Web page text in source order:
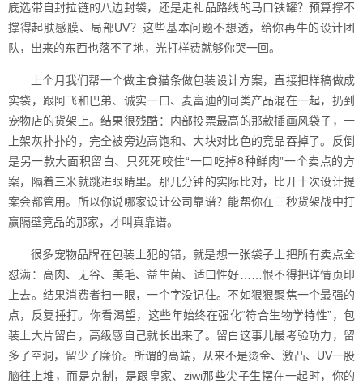
底选带自封拉链的八边封袋，还是走礼品路线的马口铁罐？预算撑不
撑得起肤感膜、局部UV？这些基本问题不想透，给你再牛的设计团
队，出来的东西也落不了地，光打样费就够你哭一回。
上个月我们帮一个做主食猫条做包装设计方案，直接把样稿做成
实袋，跟阿飞和巴弟、诚实一口、麦富迪的同类产品混在一起，扔到
宠物店的货架上。结果很残酷：内部投票最高的那款插画风袋子，一
上架灰扑扑的，完全被旁边高饱和、大块对比色的竞品吞掉了。反倒
是另一款大面积留白、只死死咬住“一口吃掉8种鲜肉”一个卖点的方
案，隔着三米就跳进眼睛里。那几分钟的实际比对，比开十次设计提
案会都管用。所以你说哪家设计公司靠谱？能帮你在三秒货架战中打
赢隔壁竞品的那家，才叫真靠谱。
很多宠物品牌在包装上犯的错，就是想一张袋子上把所有卖点全
怼满：高肉、无谷、美毛、益生菌、适口性好……恨不得把详情页印
上去。结果消费者扫一眼，一个字没记住。不如狠狠聚焦一个最强的
点，反复捶打。你看渴望，这些年始终在强化“符合生物学特性”，包
装上大片留白，高级感自己就长出来了。留白这事儿最考验功力，留
多了空洞，留少了廉价。所谓的高端，从来不是烫金、激凸、UV一股
脑往上堆，而是克制，是跟皇家、ziwi那些尖子生摆在一起时，你的